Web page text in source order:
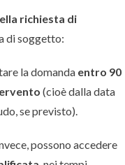
richiesta di
di soggetto:
la domanda entro 90
(cioè dalla data
se previsto).
possono accedere